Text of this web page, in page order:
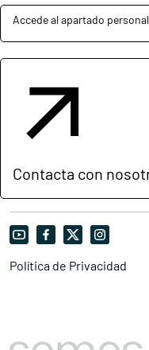
Accede al apartado
Contacta con
Política de Privacidad